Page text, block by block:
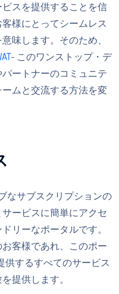
スを提供することを信
様にとってシームレス
味します。そのため、
- このワンストップ・デ
ートナーのコミュニテ
ムと交流する方法を変
ブなサブスクリプションの
ービスに簡単にアクセ
リーなポータルです。
客様であれ、このポー
供するすべてのサービス
提供します。